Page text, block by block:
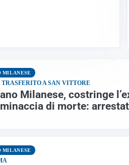
MILANESE
TRASFERITO A SAN VITTORE
Milanese, costringe
di morte:
MILANESE